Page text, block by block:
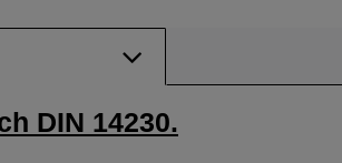
DIN 14230.